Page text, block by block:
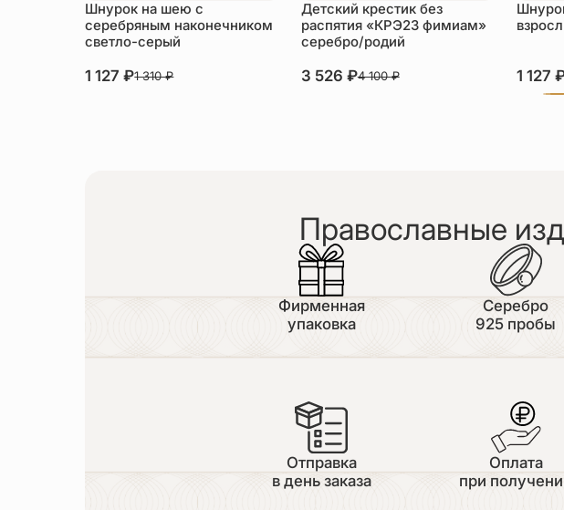
Шнурок на шею с
серебряным наконечником
светло-серый
1 127₽1 310₽
Детский крестик без
распятия «КРЭ23 фимиам»
серебро/родий
3 526 ₽4 100₽ 1 127
Православные
Фирменная
упаковка
Серебро
925 пробы
Отправка
в день заказа
Оплата
при